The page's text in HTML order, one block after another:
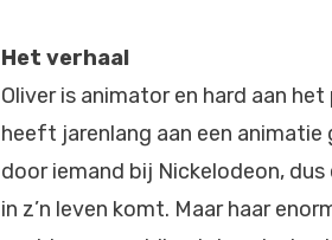
Het verhaal
Oliver is animator en hard aan
heeft jarenlang aan een
door iemand bij Nickelodeon,
in z’n leven komt. Maar haar